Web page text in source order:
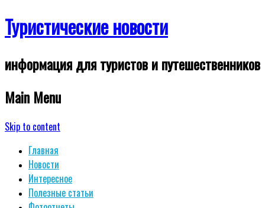
Туристические новости
информация для туристов и путешественников
Main Menu
Skip to content
Главная
Новости
Интересное
Полезные статьи